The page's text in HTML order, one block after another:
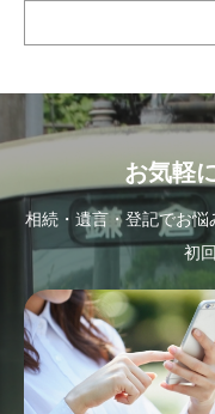
お気軽
相続・遺言・登記でお
初